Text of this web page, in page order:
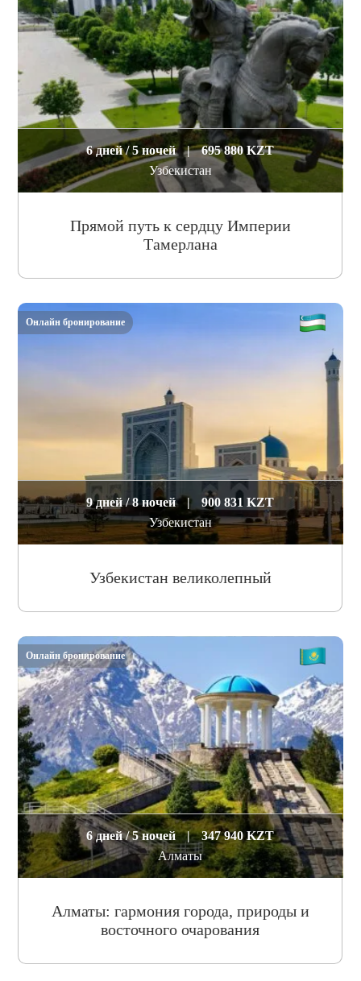
6 дней / 5 ночей |
695 880 KZT
Узбекистан
Прямой путь к сердцу Империи
Тамерлана
9 дней / 8 ночей |
900 831 KZT
Узбекистан
Узбекистан великолепный
Онлайн бронирование
6 дней / 5 ночей |
347 940 KZT
Алматы
Алматы: гармония города, природы и
восточного очарования
Онлайн бронирование